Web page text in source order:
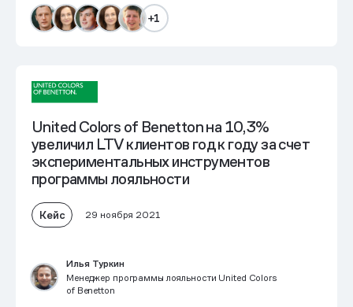
+1
United Colors of Benetton на 10,3%
увеличил LTV клиентов год к году за счет
экспериментальных инструментов
программы лояльности
Кейс 29 ноября 2021
Илья Туркин
Менеджер программы лояльности United Colors
of Benetton